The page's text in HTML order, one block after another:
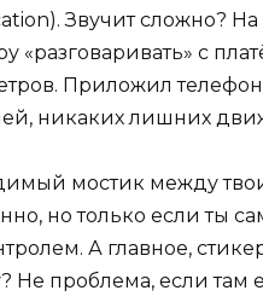
Звучит сложно?
«разговаривать» с
Приложил
никаких лишних
мостик между
но только если ты
А главное,
Не проблема, если там